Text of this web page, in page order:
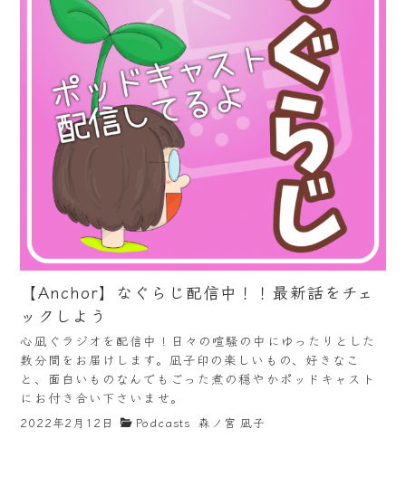
【Anchor】なぐらじ配信中！！最新話をチェ
ックしよう
心凪ぐラジオを配信中！日々の喧騒の中にゆったりとした
数分間をお届けします。凪子印の楽しいもの、好きなこ
と、面白いものなんでもごった煮の穏やかポッドキャスト
にお付き合い下さいませ。
2022年2月12日 Podcasts 森ノ宮 凪子